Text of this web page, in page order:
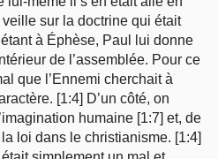
veille sur la doctrine qui était
à Éphèse, Paul lui donne
de l’assemblée. Pour ce
que l’Ennemi cherchait à
[1:4] D’un côté, on
humaine [1:7] et, de
loi dans le christianisme. [1:4]